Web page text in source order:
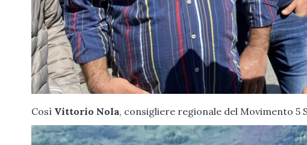
Così Vittorio Nola, consigliere regionale del Movimento 5